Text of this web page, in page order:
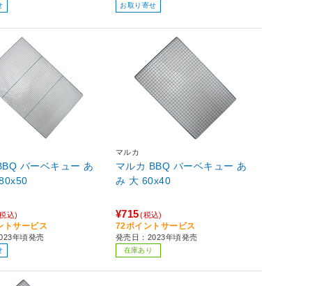
お取り寄せ
バーベキュー あ
込)
トサービス
年頃発売
マルカ
マルカ BBQ バーベキュー あ
み 大 60x40
¥715 (税込)
72ポイントサービス
発売日：2023年頃発売
在庫あり